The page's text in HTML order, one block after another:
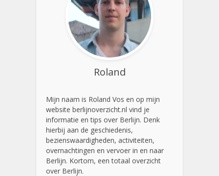
Roland
Mijn naam is Roland Vos en op mijn
website berlijnoverzicht.nl vind je
informatie en tips over Berlijn. Denk
hierbij aan de geschiedenis,
bezienswaardigheden, activiteiten,
overnachtingen en vervoer in en naar
Berlijn. Kortom, een totaal overzicht
over Berlijn.